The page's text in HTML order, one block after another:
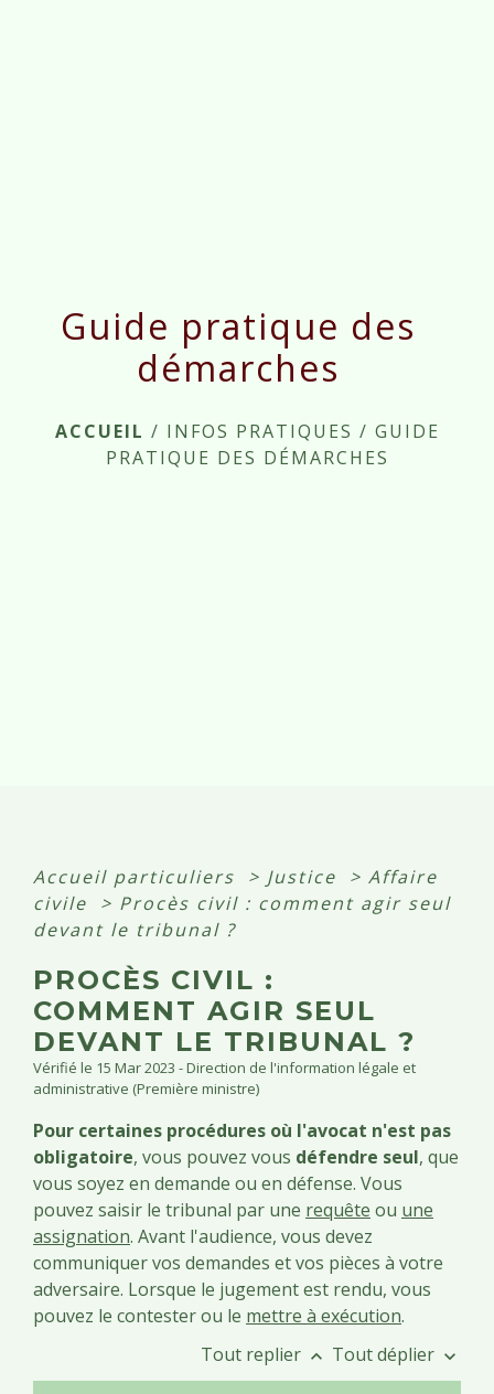
Guide pratique des
démarches
ACCUEIL / INFOS PRATIQUES / GUIDE
PRATIQUE DES DÉMARCHES
Accueil particuliers > Justice > Affaire
civile
> Procès civil : comment agir seul
devant le tribunal ?
PROCÈS CIVIL :
COMMENT AGIR SEUL
DEVANT LE TRIBUNAL ?
Vérifié le 15 Mar 2023 - Direction de l'information légale et
administrative (Première ministre)
Pour certaines procédures où l'avocat n'est pas
obligatoire, vous pouvez vous défendre seul, que
vous soyez en demande ou en défense. Vous
pouvez saisir le tribunal par une requête ou une
assignation. Avant l'audience, vous devez
communiquer vos demandes et vos pièces à votre
adversaire. Lorsque le jugement est rendu, vous
pouvez le contester ou le mettre à exécution.
Tout replier keyboard_arrow_up Tout déplier keyboard_arrow_down